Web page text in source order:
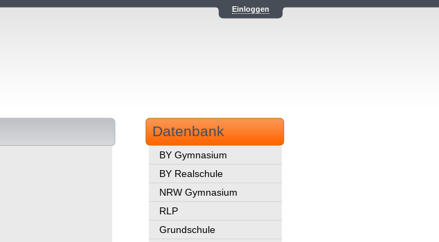
Einloggen
Datenbank
BY Gymnasium
BY Realschule
NRW Gymnasium
RLP
Grundschule